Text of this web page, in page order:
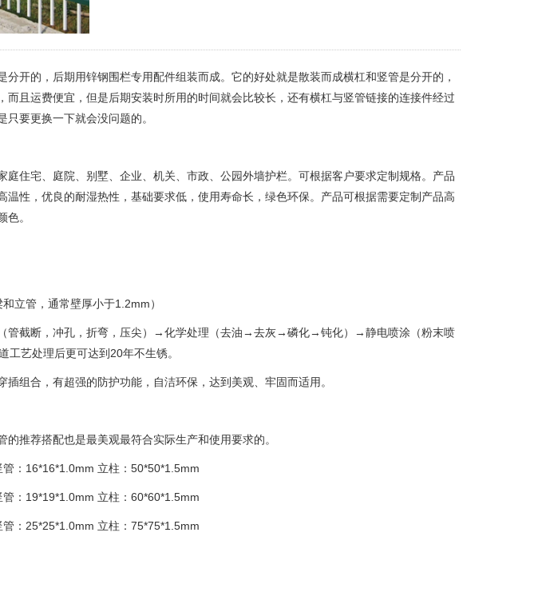
开的，后期用锌钢围栏专用配件组装而成。它的好处就是散装而成横杠和竖管是分开的，
而且运费便宜，但是后期安装时所用的时间就会比较长，还有横杠与竖管链接的连接件经过
要更换一下就会没问题的。
庭住宅、庭院、别墅、企业、机关、市政、公园外墙护栏。可根据客户要求定制规格。产品
温性，优良的耐湿热性，基础要求低，使用寿命长，绿色环保。产品可根据需要定制产品高
。
立管，通常壁厚小于1.2mm）
截断，冲孔，折弯，压尖）
→化学处理（去油→去灰→磷化→钝化）→静电喷涂（粉末喷
工艺处理后更可达到 20年不生锈。
组合，有超强的防护功能，自洁环保，达到美观、牢固而适用。
推荐搭配也是最美观最符合实际生产和使用要求的。
管： 16*16*1.0mm 立柱： 50*50*1.5mm
管： 19*19*1.0mm 立柱： 60*60*1.5mm
管： 25*25*1.0mm 立柱： 75*75*1.5mm